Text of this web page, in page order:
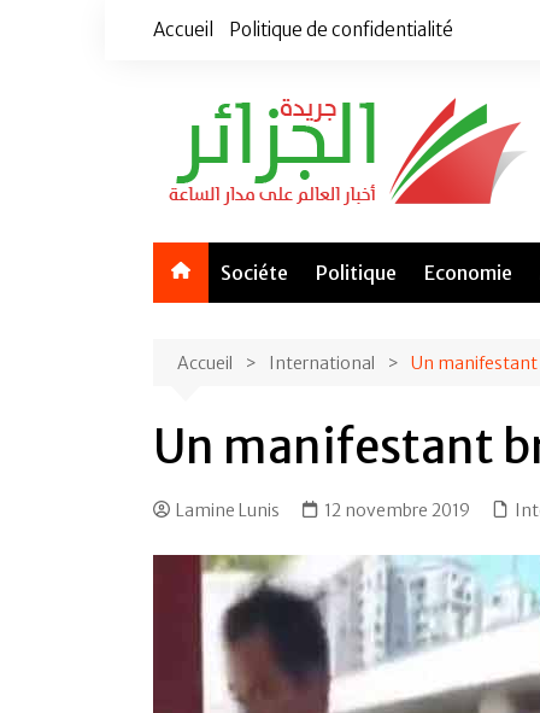
Accueil Politique de confidentialité
Sociéte Politique Economie
Accueil International Un manifestant
Un manifestant
Lamine Lunis 12 novembre 2019